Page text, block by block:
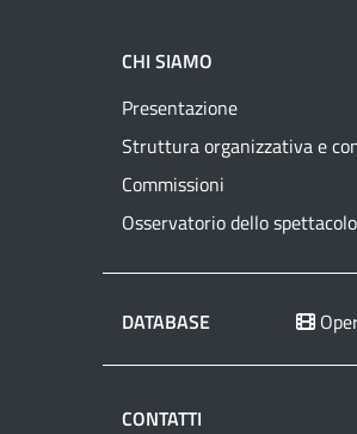
CHI SIAMO
Presentazione
Struttura organizzativa e
Commissioni
Osservatorio dello spettacolo
DATABASE
CONTATTI